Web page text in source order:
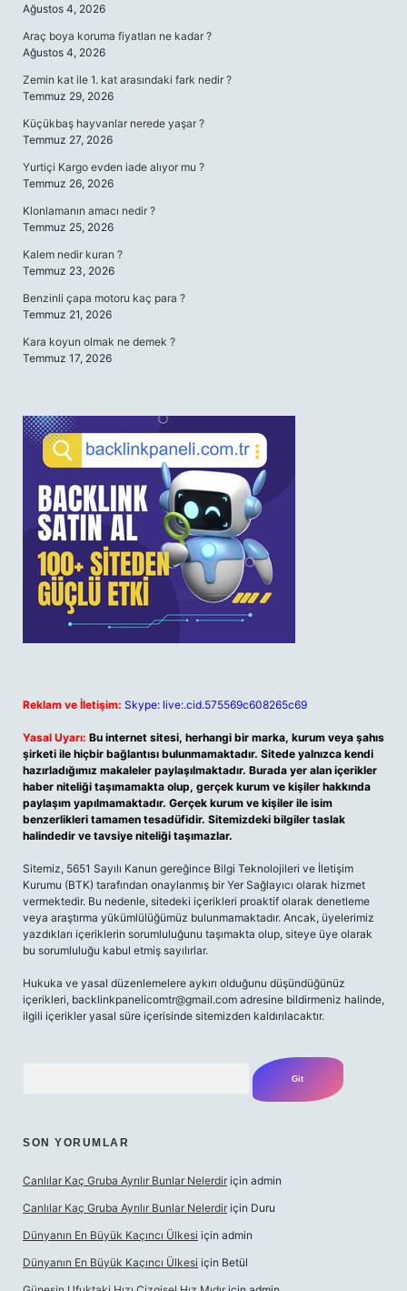
Ağustos 4, 2026
Araç boya koruma fiyatları ne kadar ?
Ağustos 4, 2026
Zemin kat ile 1. kat arasındaki fark nedir ?
Temmuz 29, 2026
Küçükbaş hayvanlar nerede yaşar ?
Temmuz 27, 2026
Yurtiçi Kargo evden iade alıyor mu ?
Temmuz 26, 2026
Klonlamanın amacı nedir ?
Temmuz 25, 2026
Kalem nedir kuran ?
Temmuz 23, 2026
Benzinli çapa motoru kaç para ?
Temmuz 21, 2026
Kara koyun olmak ne demek ?
Temmuz 17, 2026
Reklam ve İletişim: Skype: live:.cid.575569c608265c69
Yasal Uyarı: Bu internet sitesi, herhangi bir marka, kurum veya şahıs
şirketi ile hiçbir bağlantısı bulunmamaktadır. Sitede yalnızca kendi
hazırladığımız makaleler paylaşılmaktadır. Burada yer alan içerikler
haber niteliği taşımamakta olup, gerçek kurum ve kişiler hakkında
paylaşım yapılmamaktadır. Gerçek kurum ve kişiler ile isim
benzerlikleri tamamen tesadüfidir. Sitemizdeki bilgiler taslak
halindedir ve tavsiye niteliği taşımazlar.
Sitemiz, 5651 Sayılı Kanun gereğince Bilgi Teknolojileri ve İletişim
Kurumu (BTK) tarafından onaylanmış bir Yer Sağlayıcı olarak hizmet
vermektedir. Bu nedenle, sitedeki içerikleri proaktif olarak denetleme
veya araştırma yükümlülüğümüz bulunmamaktadır. Ancak, üyelerimiz
yazdıkları içeriklerin sorumluluğunu taşımakta olup, siteye üye olarak
bu sorumluluğu kabul etmiş sayılırlar.
Hukuka ve yasal düzenlemelere aykırı olduğunu düşündüğünüz
içerikleri, backlinkpanelicomtr@gmail.com adresine bildirmeniz halinde,
ilgili içerikler yasal süre içerisinde sitemizden kaldırılacaktır.
SON YORUMLAR
Canlılar Kaç Gruba Ayrılır Bunlar Nelerdir için admin
Canlılar Kaç Gruba Ayrılır Bunlar Nelerdir için Duru
Dünyanın En Büyük Kaçıncı Ülkesi için admin
Dünyanın En Büyük Kaçıncı Ülkesi için Betül